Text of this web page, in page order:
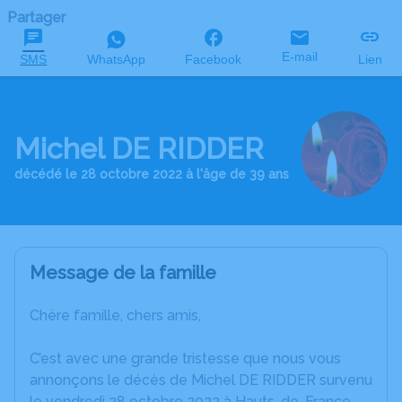
Partager
SMS WhatsApp Facebook E-mail Lien
Michel DE RIDDER
décédé le 28 octobre 2022 à l'âge de 39 ans
Message de la famille
Chère famille, chers amis,
C’est avec une grande tristesse que nous vous
annonçons le décès de Michel DE RIDDER survenu